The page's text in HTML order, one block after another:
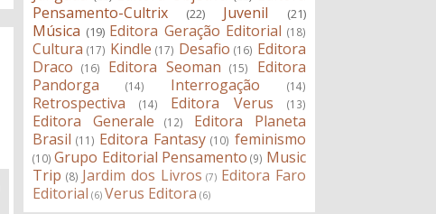
Pensamento-Cultrix
(22) Juvenil (21)
Música (19) Editora Geração Editorial (18)
Cultura (17) Kindle (17) Desafio (16) Editora
Draco
(16) Editora Seoman (15)
Editora
Pandorga
(14) Interrogação (14)
Retrospectiva (14) Editora Verus (13)
Editora Generale (12)
Editora Planeta
Brasil (11) Editora Fantasy (10) feminismo
(10) Grupo Editorial Pensamento (9) Music
Trip (8) Jardim dos Livros (7) Editora Faro
Editorial (6) Verus Editora (6)